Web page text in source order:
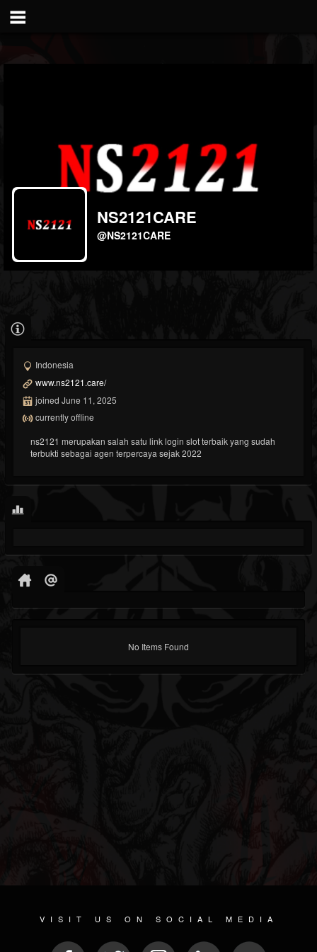
NS2121CARE
@NS2121CARE
Indonesia
www.ns2121.care/
joined June 11, 2025
currently offline
ns2121 merupakan salah satu link login slot terbaik yang sudah
terbukti sebagai agen terpercaya sejak 2022
No Items Found
VISIT US ON SOCIAL MEDIA